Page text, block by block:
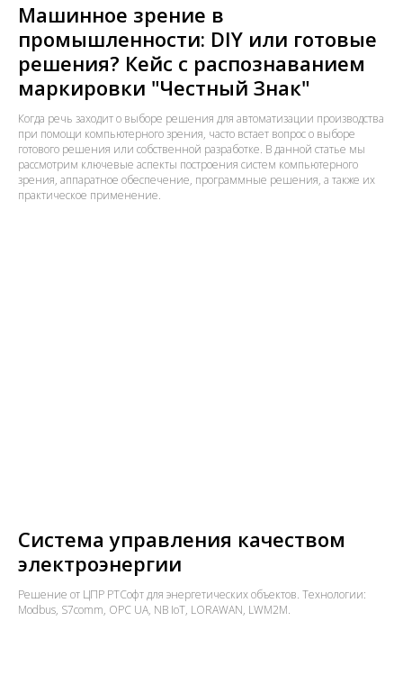
Машинное зрение в
промышленности: DIY или готовые
решения? Кейс с распознаванием
маркировки "Честный Знак"
Когда речь заходит о выборе решения для автоматизации производства
при помощи компьютерного зрения, часто встает вопрос о выборе
готового решения или собственной разработке. В данной статье мы
рассмотрим ключевые аспекты построения систем компьютерного
зрения, аппаратное обеспечение, программные решения, а также их
практическое применение.
Система управления качеством
электроэнергии
Решение от ЦПР РТСофт для энергетических объектов. Технологии:
Modbus, S7comm, OPC UA, NB IoT, LORAWAN, LWM2M.